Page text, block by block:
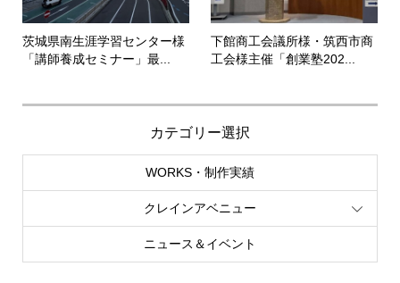
茨城県南生涯学習センター様
「講師養成セミナー」最...
下館商工会議所様・筑西市商
工会様主催「創業塾202...
カテゴリー選択
WORKS・制作実績
クレインアベニュー
ニュース＆イベント